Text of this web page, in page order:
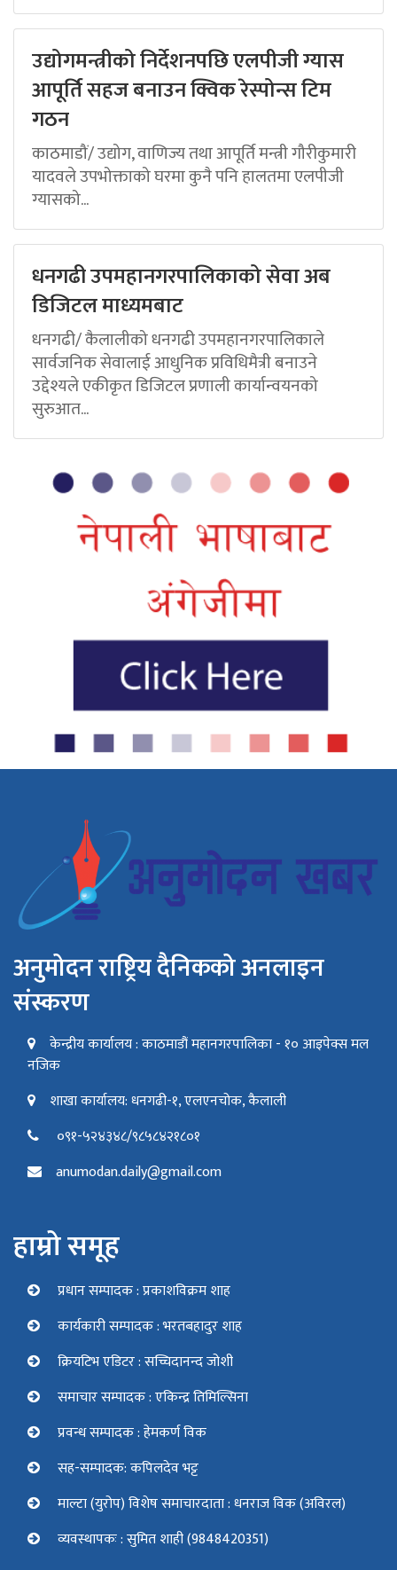
उद्योगमन्त्रीको निर्देशनपछि एलपीजी ग्यास
आपूर्ति सहज बनाउन क्विक रेस्पोन्स टिम
गठन
काठमाडौं/ उद्योग, वाणिज्य तथा आपूर्ति मन्त्री गौरीकुमारी
यादवले उपभोक्ताको घरमा कुनै पनि हालतमा एलपीजी
ग्यासको...
धनगढी उपमहानगरपालिकाको सेवा अब
डिजिटल माध्यमबाट
धनगढी/ कैलालीको धनगढी उपमहानगरपालिकाले
सार्वजनिक सेवालाई आधुनिक प्रविधिमैत्री बनाउने
उद्देश्यले एकीकृत डिजिटल प्रणाली कार्यान्वयनको
सुरुआत...
अनुमोदन राष्ट्रिय दैनिकको अनलाइन
संस्करण
केन्द्रीय कार्यालय : काठमाडौं महानगरपालिका - १० आइपेक्स मल
नजिक
शाखा कार्यालय: धनगढी-१, एलएनचोक, कैलाली
०९१-५२४३४८/९८५८४२१८०१
anumodan.daily@gmail.com
हाम्रो समूह
प्रधान सम्पादक : प्रकाशविक्रम शाह
कार्यकारी सम्पादक : भरतबहादुर शाह
क्रियटिभ एडिटर : सच्चिदानन्द जोशी
समाचार सम्पादक : एकिन्द्र तिमिल्सिना
प्रवन्ध सम्पादक : हेमकर्ण विक
सह-सम्पादक: कपिलदेव भट्ट
माल्टा (युरोप) विशेष समाचारदाता : धनराज विक (अविरल)
व्यवस्थापकः : सुमित शाही (9848420351)